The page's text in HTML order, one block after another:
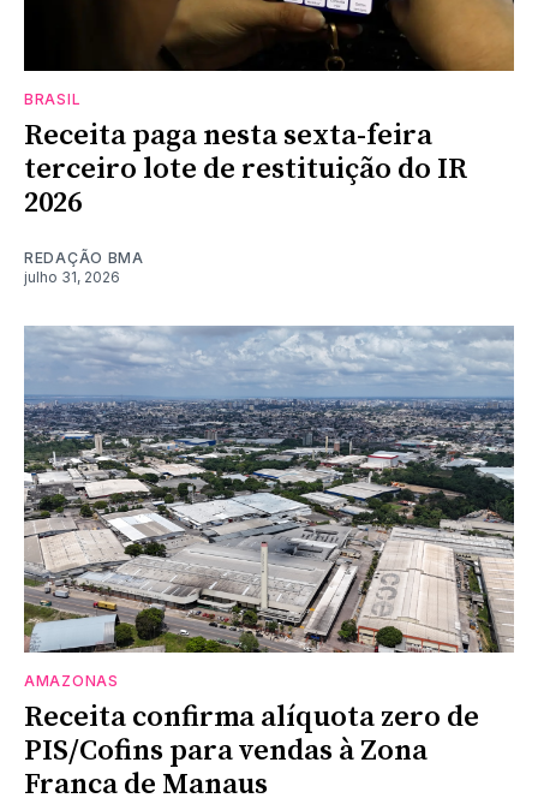
BRASIL
Receita paga nesta sexta-feira
terceiro lote de restituição do IR
2026
REDAÇÃO BMA
julho 31, 2026
AMAZONAS
Receita confirma alíquota zero de
PIS/Cofins para vendas à Zona
Franca de Manaus